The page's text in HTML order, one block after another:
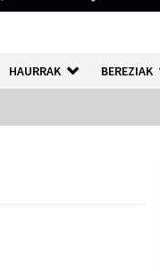
HAURRAK BEREZIAK